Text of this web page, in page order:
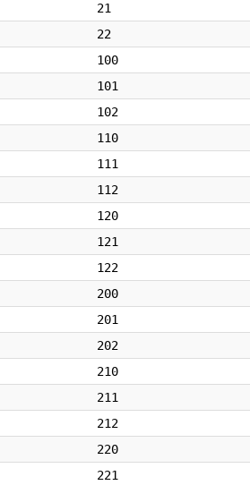
21
22
100
101
102
110
111
112
120
121
122
200
201
202
210
211
212
220
221